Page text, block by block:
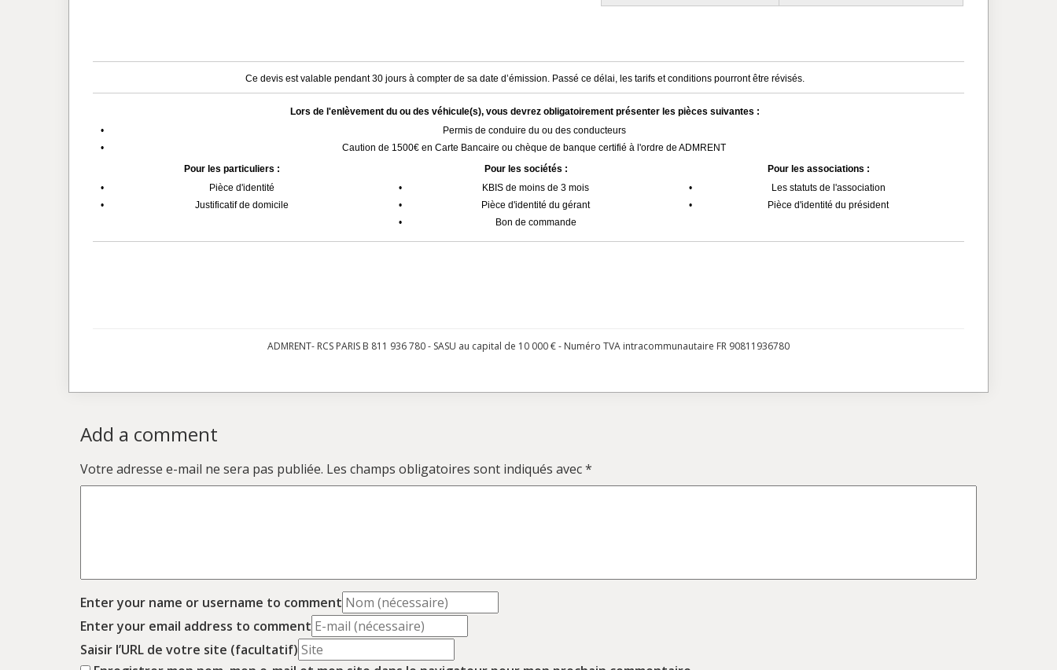
Ce devis est valable pendant 30 jours à compter de sa date d’émission. Passé ce délai, les tarifs et conditions pourront être révisés.
Lors de l'enlèvement du ou des véhicule(s), vous devrez obligatoirement présenter les pièces suivantes :
•
Permis de conduire du ou des conducteurs
•
Caution de 1500€ en Carte Bancaire ou chèque de banque certifié à l'ordre de ADMRENT
Pour les particuliers :
•
Pièce d'identité
•
Justificatif de domicile
Pour les sociétés :
•
KBIS de moins de 3 mois
•
Pièce d'identité du gérant
•
Bon de commande
Pour les associations :
•
Les statuts de l'association
•
Pièce d'identité du président
ADMRENT- RCS PARIS B 811 936 780 - SASU au capital de 10 000 € - Numéro TVA intracommunautaire FR 90811936780
Add a comment
Votre adresse e-mail ne sera pas publiée. Les champs obligatoires sont indiqués avec*
Enter your name or username to comment
Enter your email address to comment
Saisir l’URL de votre site (facultatif)